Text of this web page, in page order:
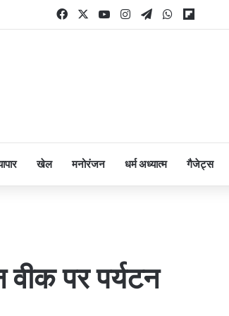
FacebookYouTubeInstagram
TelegramWhatsApp
खेल मनोरंजन धर्म अध्यात्म गैजेट्स
वीक पर पर्यटन